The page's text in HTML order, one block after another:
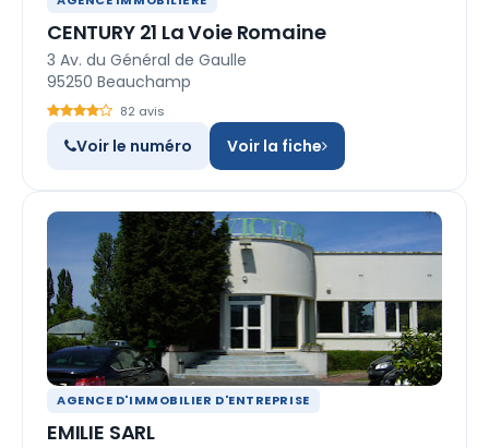
CENTURY 21 La Voie Romaine
3 Av. du Général de Gaulle
95250 Beauchamp
82 avis
Voir le numéro Voir la fiche
AGENCE D'IMMOBILIER D'ENTREPRISE
EMILIE SARL